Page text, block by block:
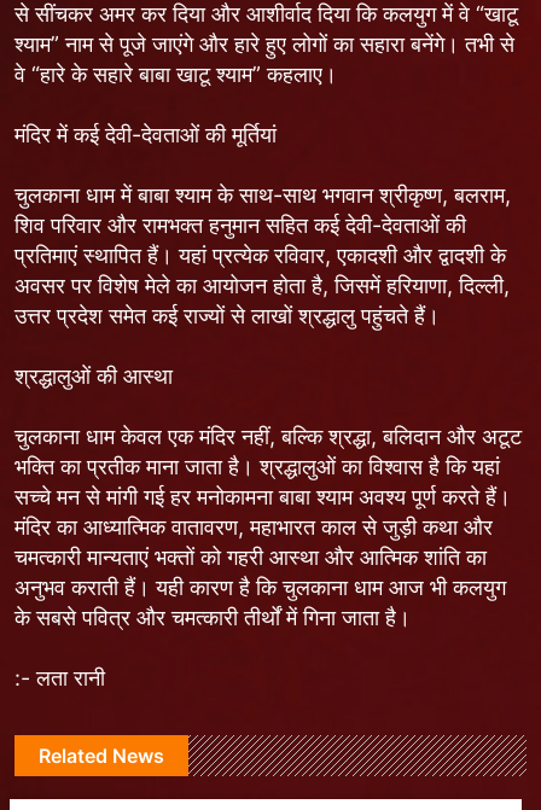
से सींचकर अमर कर दिया और आशीर्वाद दिया कि कलयुग में वे “खाटू
श्याम” नाम से पूजे जाएंगे और हारे हुए लोगों का सहारा बनेंगे। तभी से
वे “हारे के सहारे बाबा खाटू श्याम” कहलाए।
मंदिर में कई देवी-देवताओं की मूर्तियां
चुलकाना धाम में बाबा श्याम के साथ-साथ भगवान श्रीकृष्ण, बलराम,
शिव परिवार और रामभक्त हनुमान सहित कई देवी-देवताओं की
प्रतिमाएं स्थापित हैं। यहां प्रत्येक रविवार, एकादशी और द्वादशी के
अवसर पर विशेष मेले का आयोजन होता है, जिसमें हरियाणा, दिल्ली,
उत्तर प्रदेश समेत कई राज्यों से लाखों श्रद्धालु पहुंचते हैं।
श्रद्धालुओं की आस्था
चुलकाना धाम केवल एक मंदिर नहीं, बल्कि श्रद्धा, बलिदान और अटूट
भक्ति का प्रतीक माना जाता है। श्रद्धालुओं का विश्वास है कि यहां
सच्चे मन से मांगी गई हर मनोकामना बाबा श्याम अवश्य पूर्ण करते हैं।
मंदिर का आध्यात्मिक वातावरण, महाभारत काल से जुड़ी कथा और
चमत्कारी मान्यताएं भक्तों को गहरी आस्था और आत्मिक शांति का
अनुभव कराती हैं। यही कारण है कि चुलकाना धाम आज भी कलयुग
के सबसे पवित्र और चमत्कारी तीर्थों में गिना जाता है।
:- लता रानी
Related News